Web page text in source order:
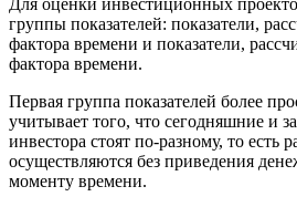
группы показателей: показатели,
фактора времени и показатели,
фактора времени.
Первая группа показателей более
учитывает того, что сегодняшние и
инвестора стоят по-разному, то есть
осуществляются без приведения
моменту времени.